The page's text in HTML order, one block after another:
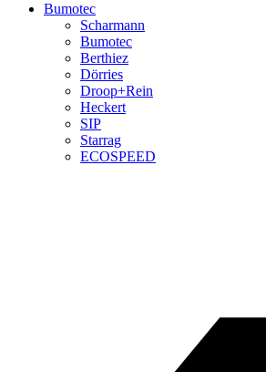
Bumotec
Scharmann
Bumotec
Berthiez
Dörries
Droop+Rein
Heckert
SIP
Starrag
ECOSPEED